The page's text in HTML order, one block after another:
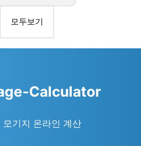
모두보기
Calculator
모기지 온라인 계산